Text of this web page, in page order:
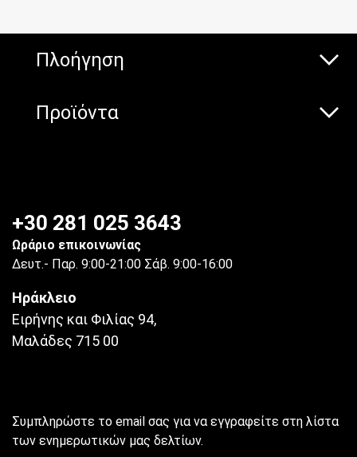
Πλοήγηση
Προϊόντα
+30 281 025 3643
Ωράριο επικοινωνίας
Δευτ.- Παρ. 9:00-21:00 Σάβ. 9:00-16:00
Ηράκλειο
Ειρήνης και Φιλίας 94,
Μαλάδες 715 00
Συμπληρώστε το email σας για να εγγραφείτε στη λίστα
των ενημερωτικών μας δελτίων.